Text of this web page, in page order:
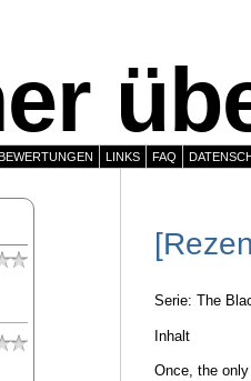
LINKS FAQ
Serie: The
Inhalt
Once, the